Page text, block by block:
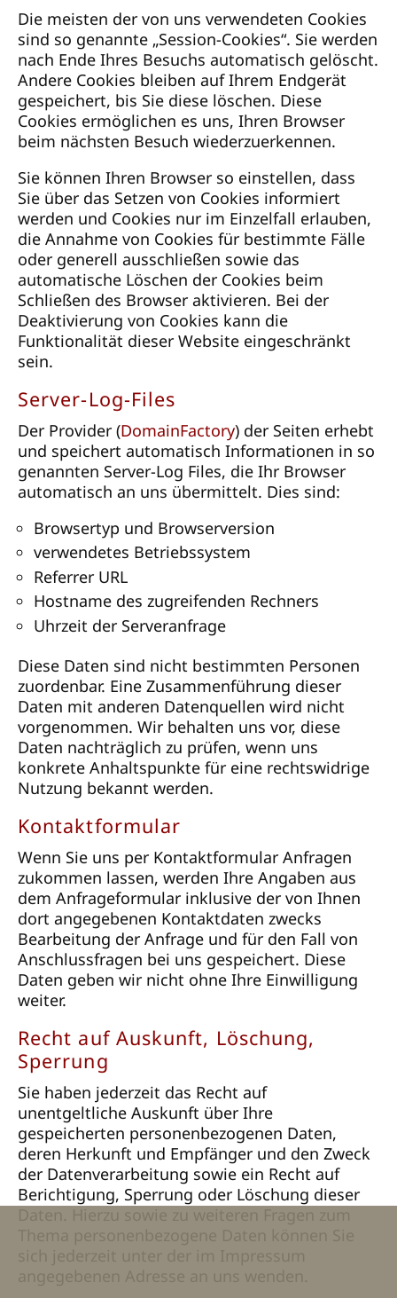
Die meisten der von uns verwendeten Cookies
sind so genannte „Session-Cookies“. Sie werden
nach Ende Ihres Besuchs automatisch gelöscht.
Andere Cookies bleiben auf Ihrem Endgerät
gespeichert, bis Sie diese löschen. Diese
Cookies ermöglichen es uns, Ihren Browser
beim nächsten Besuch wiederzuerkennen.
Sie können Ihren Browser so einstellen, dass
Sie über das Setzen von Cookies informiert
werden und Cookies nur im Einzelfall erlauben,
die Annahme von Cookies für bestimmte Fälle
oder generell ausschließen sowie das
automatische Löschen der Cookies beim
Schließen des Browser aktivieren. Bei der
Deaktivierung von Cookies kann die
Funktionalität dieser Website eingeschränkt
sein.
Server-Log-Files
Der Provider (DomainFactory) der Seiten erhebt
und speichert automatisch Informationen in so
genannten Server-Log Files, die Ihr Browser
automatisch an uns übermittelt. Dies sind:
Browsertyp und Browserversion
verwendetes Betriebssystem
Referrer URL
Hostname des zugreifenden Rechners
Uhrzeit der Serveranfrage
Diese Daten sind nicht bestimmten Personen
zuordenbar. Eine Zusammenführung dieser
Daten mit anderen Datenquellen wird nicht
vorgenommen. Wir behalten uns vor, diese
Daten nachträglich zu prüfen, wenn uns
konkrete Anhaltspunkte für eine rechtswidrige
Nutzung bekannt werden.
Kontaktformular
Wenn Sie uns per Kontaktformular Anfragen
zukommen lassen, werden Ihre Angaben aus
dem Anfrageformular inklusive der von Ihnen
dort angegebenen Kontaktdaten zwecks
Bearbeitung der Anfrage und für den Fall von
Anschlussfragen bei uns gespeichert. Diese
Daten geben wir nicht ohne Ihre Einwilligung
weiter.
Recht auf Auskunft, Löschung,
Sperrung
Sie haben jederzeit das Recht auf
unentgeltliche Auskunft über Ihre
gespeicherten personenbezogenen Daten,
deren Herkunft und Empfänger und den Zweck
der Datenverarbeitung sowie ein Recht auf
Berichtigung, Sperrung oder Löschung dieser
Daten. Hierzu sowie zu weiteren Fragen zum
Thema personenbezogene Daten können Sie
sich jederzeit unter der im Impressum
angegebenen Adresse an uns wenden.